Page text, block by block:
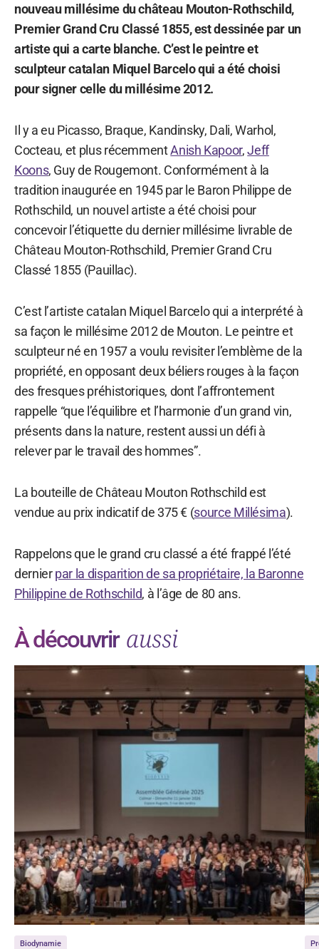
nouveau millésime du château Mouton-Rothschild,
Premier Grand Cru Classé 1855, est dessinée par un
artiste qui a carte blanche. C’est le peintre et
sculpteur catalan Miquel Barcelo qui a été choisi
pour signer celle du millésime 2012.
Il y a eu Picasso, Braque, Kandinsky, Dali, Warhol,
Cocteau, et plus récemmentAnish Kapoor,Jeff
Koons, Guy de Rougemont. Conformément à la
tradition inaugurée en 1945 par le Baron Philippe de
Rothschild, un nouvel artiste a été choisi pour
concevoir l’étiquette du dernier millésime livrable de
Château Mouton-Rothschild, Premier Grand Cru
Classé 1855 (Pauillac).
C’est l’artiste catalan Miquel Barcelo qui a interprété à
sa façon le millésime 2012 de Mouton. Le peintre et
sculpteur né en 1957 a voulu revisiter l’emblème de la
propriété, en opposant deux béliers rouges à la façon
des fresques préhistoriques, dont l’affrontement
rappelle “que l’équilibre et l’harmonie d’un grand vin,
présents dans la nature, restent aussi un défi à
relever par le travail des hommes”.
La bouteille de Château Mouton Rothschild est
vendue au prix indicatif de 375 € (source Millésima).
Rappelons que le grand cru classé a été frappé l’été
dernierpar la disparition de sa propriétaire, la Baronne
Philippine de Rothschild, à l’âge de 80 ans.
À découvrir aussi
Biodynamie